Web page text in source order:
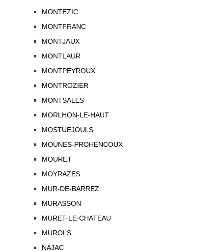
MONTEZIC
MONTFRANC
MONTJAUX
MONTLAUR
MONTPEYROUX
MONTROZIER
MONTSALES
MORLHON-LE-HAUT
MOSTUEJOULS
MOUNES-PROHENCOUX
MOURET
MOYRAZES
MUR-DE-BARREZ
MURASSON
MURET-LE-CHATEAU
MUROLS
NAJAC